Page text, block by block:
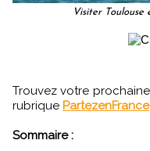
Visiter Toulouse
Trouvez votre
rubrique PartezenFrance
Sommaire :